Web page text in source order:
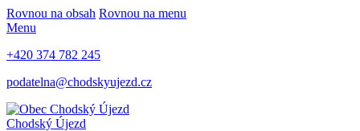
Rovnou na obsah Rovnou na menu
Menu
+420 374 782 245
podatelna@chodskyujezd.cz
Chodský Újezd